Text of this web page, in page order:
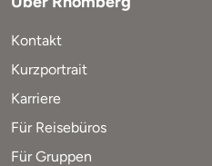
Kontakt
Kurzportrait
Karriere
Für Reisebüros
Für Gruppen